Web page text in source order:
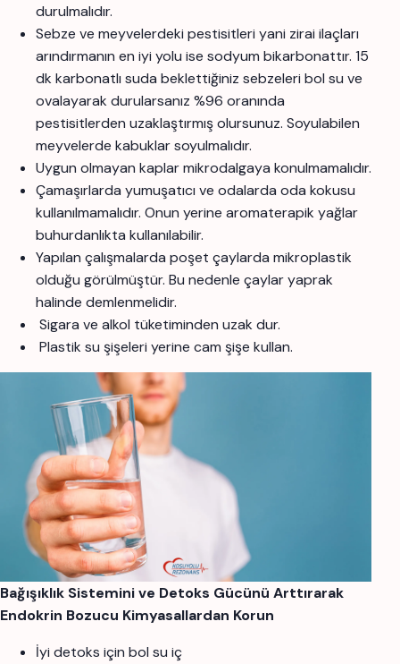
durulmalıdır.
Sebze ve meyvelerdeki pestisitleri yani zirai ilaçları
arındırmanın en iyi yolu ise sodyum bikarbonattır. 15
dk karbonatlı suda beklettiğiniz sebzeleri bol su ve
ovalayarak durularsanız %96 oranında
pestisitlerden uzaklaştırmış olursunuz. Soyulabilen
meyvelerde kabuklar soyulmalıdır.
Uygun olmayan kaplar mikrodalgaya konulmamalıdır.
Çamaşırlarda yumuşatıcı ve odalarda oda kokusu
kullanılmamalıdır. Onun yerine aromaterapik yağlar
buhurdanlıkta kullanılabilir.
Yapılan çalışmalarda poşet çaylarda mikroplastik
olduğu görülmüştür. Bu nedenle çaylar yaprak
halinde demlenmelidir.
Sigara ve alkol tüketiminden uzak dur.
Plastik su şişeleri yerine cam şişe kullan.
Bağışıklık Sistemini ve Detoks Gücünü Arttırarak
Endokrin Bozucu Kimyasallardan Korun
İyi detoks için bol su iç